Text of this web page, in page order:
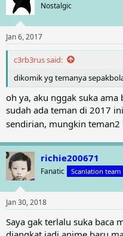
i
s
:
Nostalgic
Jan 6, 2017
c3rb3rus said:
dikomik yg temanya
oh ya, aku nggak suka ama
sudah ada teman di 2017
sendirian, mungkin teman2
richie200671
Fanatic Scanlation team
Jan 30, 2018
Saya gak terlalu suka baca